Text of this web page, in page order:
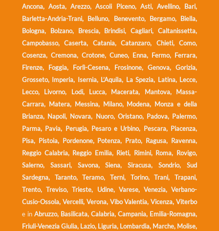
Ancona, Aosta, Arezzo, Ascoli Piceno, Asti, Avellino, Bari,
Barletta-Andria-Trani, Belluno, Benevento, Bergamo, Biella,
Bologna, Bolzano, Brescia, Brindisi, Cagliari, Caltanissetta,
Campobasso, Caserta, Catania, Catanzaro, Chieti, Como,
Cosenza, Cremona, Crotone, Cuneo, Enna, Fermo, Ferrara,
Firenze, Foggia, Forlì-Cesena, Frosinone, Genova, Gorizia,
Grosseto, Imperia, Isernia, L’Aquila, La Spezia, Latina, Lecce,
Lecco, Livorno, Lodi, Lucca, Macerata, Mantova, Massa-
Carrara, Matera, Messina, Milano, Modena, Monza e della
Brianza, Napoli, Novara, Nuoro, Oristano, Padova, Palermo,
Parma, Pavia, Perugia, Pesaro e Urbino, Pescara, Piacenza,
Pisa, Pistoia, Pordenone, Potenza, Prato, Ragusa, Ravenna,
Reggio Calabria, Reggio Emilia, Rieti, Rimini, Roma, Rovigo,
Salerno, Sassari, Savona, Siena, Siracusa, Sondrio, Sud
Sardegna, Taranto, Teramo, Terni, Torino, Trani, Trapani,
Trento, Treviso, Trieste, Udine, Varese, Venezia, Verbano-
Cusio-Ossola, Vercelli, Verona, Vibo Valentia, Vicenza, Viterbo
e in Abruzzo, Basilicata, Calabria, Campania, Emilia-Romagna,
Friuli-Venezia Giulia, Lazio, Liguria, Lombardia, Marche, Molise,